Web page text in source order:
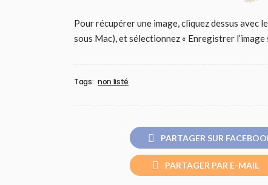
Pour récupérer une image, cliquez dessus
sous Mac), et sélectionnez « Enregistrer l’image
Tags: non listé
PARTAGER SUR
PARTAGER PAR E-MAIL